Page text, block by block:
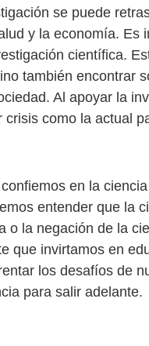
se puede
y la economía. Es
científica.
también encontrar
Al apoyar la
como la actual
en la
entender que la
o la negación de la
que invirtamos en
los desafíos de
para salir adelante.